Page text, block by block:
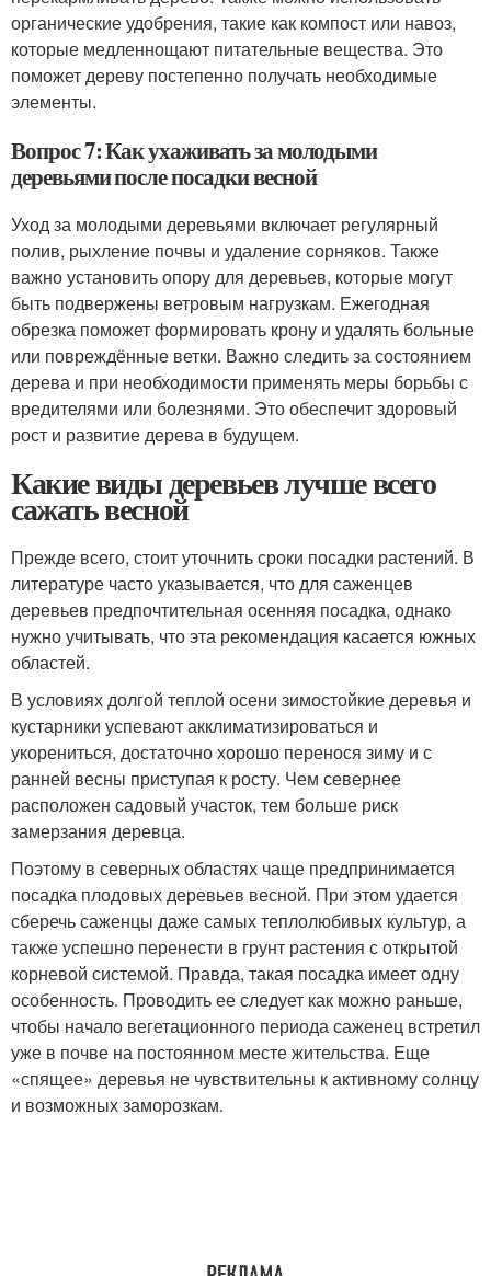
органические удобрения, такие как компост или навоз,
которые медленнощают питательные вещества. Это
поможет дереву постепенно получать необходимые
элементы.
Вопрос 7: Как ухаживать за молодыми
деревьями после посадки весной
Уход за молодыми деревьями включает регулярный
полив, рыхление почвы и удаление сорняков. Также
важно установить опору для деревьев, которые могут
быть подвержены ветровым нагрузкам. Ежегодная
обрезка поможет формировать крону и удалять больные
или повреждённые ветки. Важно следить за состоянием
дерева и при необходимости применять меры борьбы с
вредителями или болезнями. Это обеспечит здоровый
рост и развитие дерева в будущем.
Какие виды деревьев лучше всего
сажать весной
Прежде всего, стоит уточнить сроки посадки растений. В
литературе часто указывается, что для саженцев
деревьев предпочтительная осенняя посадка, однако
нужно учитывать, что эта рекомендация касается южных
областей.
В условиях долгой теплой осени зимостойкие деревья и
кустарники успевают акклиматизироваться и
укорениться, достаточно хорошо перенося зиму и с
ранней весны приступая к росту. Чем севернее
расположен садовый участок, тем больше риск
замерзания деревца.
Поэтому в северных областях чаще предпринимается
посадка плодовых деревьев весной. При этом удается
сберечь саженцы даже самых теплолюбивых культур, а
также успешно перенести в грунт растения с открытой
корневой системой. Правда, такая посадка имеет одну
особенность. Проводить ее следует как можно раньше,
чтобы начало вегетационного периода саженец встретил
уже в почве на постоянном месте жительства. Еще
«спящее» деревья не чувствительны к активному солнцу
и возможных заморозкам.